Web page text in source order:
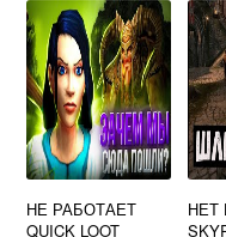
НЕ РАБОТАЕТ
QUICK LOOT